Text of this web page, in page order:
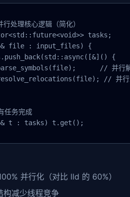
处理核心逻辑（简化）
tasks;
file : input_files) {
{
// 并行
// 并行
任务完成
t : tasks) t.get();
并行化（对比 lld 的 60%）
构减少线程竞争